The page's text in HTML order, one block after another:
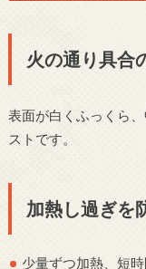
火の通り具合
表面が白くふっくら
ストです。
加熱し過ぎを
少量ずつ加熱、短